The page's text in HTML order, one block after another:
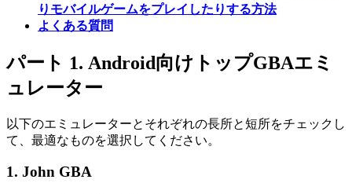
りモバイルゲームをプレイしたりする方法
よくある質問
パート 1. Android向けトップGBAエミ
ュレーター
以下のエミュレーターとそれぞれの長所と短所をチェックし
て、最適なものを選択してください。
1. John GBA